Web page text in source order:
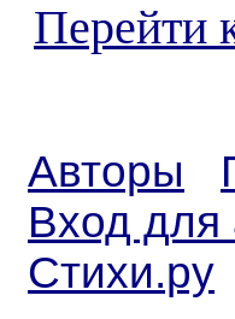
Перейти
Авторы
Вход для
Стихи.ру